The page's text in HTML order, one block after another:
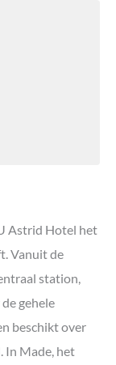
Astrid Hotel het
Vanuit de
station,
gehele
beschikt over
In Made, het